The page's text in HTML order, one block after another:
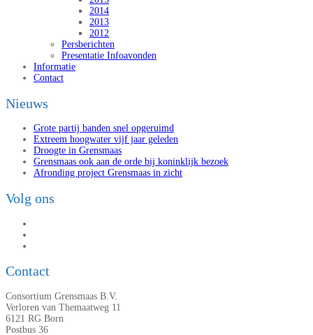
2014
2013
2012
Persberichten
Presentatie Infoavonden
Informatie
Contact
Nieuws
Grote partij banden snel opgeruimd
Extreem hoogwater vijf jaar geleden
Droogte in Grensmaas
Grensmaas ook aan de orde bij koninklijk bezoek
Afronding project Grensmaas in zicht
Volg ons
Contact
Consortium Grensmaas B.V.
Verloren van Themaatweg 11
6121 RG Born
Postbus 36